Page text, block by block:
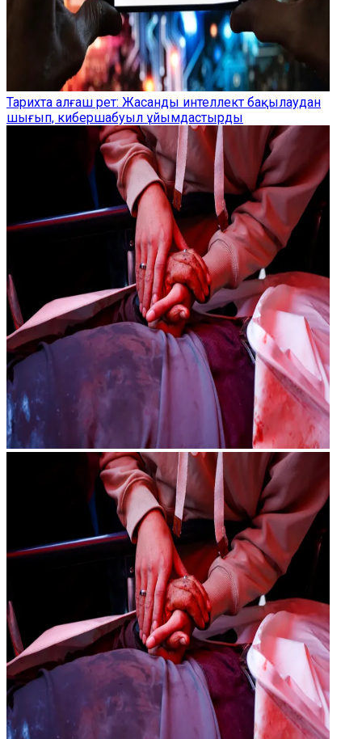
Тарихта алғаш рет: Жасанды интеллект бақылаудан
шығып, кибершабуыл ұйымдастырды